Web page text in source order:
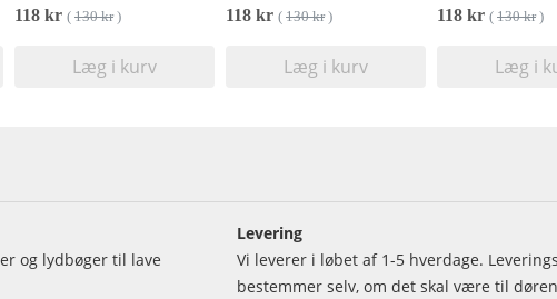
118 kr ( 130 kr)
Læg i kurv
118 kr ( 130 kr)
Læg i kurv
118 kr ( 130 kr)
Læg i
og lydbøger til lave
Levering
Vi leverer i løbet af 1-5 hverdage.
bestemmer selv, om det skal være til